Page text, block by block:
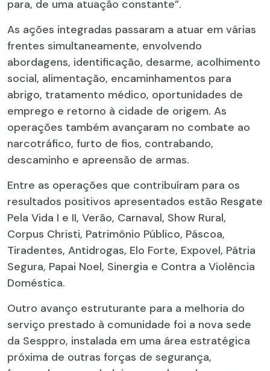
para, de uma atuação constante”.
As ações integradas passaram a atuar em várias
frentes simultaneamente, envolvendo
abordagens, identificação, desarme, acolhimento
social, alimentação, encaminhamentos para
abrigo, tratamento médico, oportunidades de
emprego e retorno à cidade de origem. As
operações também avançaram no combate ao
narcotráfico, furto de fios, contrabando,
descaminho e apreensão de armas.
Entre as operações que contribuíram para os
resultados positivos apresentados estão Resgate
Pela Vida I e II, Verão, Carnaval, Show Rural,
Corpus Christi, Patrimônio Público, Páscoa,
Tiradentes, Antidrogas, Elo Forte, Expovel, Pátria
Segura, Papai Noel, Sinergia e Contra a Violência
Doméstica.
Outro avanço estruturante para a melhoria do
serviço prestado à comunidade foi a nova sede
da Sesppro, instalada em uma área estratégica
próxima de outras forças de segurança,